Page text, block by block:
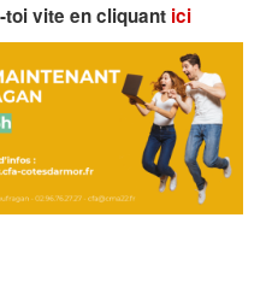
vite en cliquant ici